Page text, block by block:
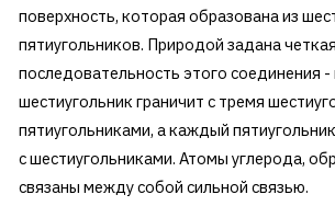
поверхность, которая образована из
пятиугольников. Природой задана четкая
последовательность этого соединения
шестиугольник граничит с тремя
пятиугольниками, а каждый
с шестиугольниками. Атомы углерода,
связаны между собой сильной связью.